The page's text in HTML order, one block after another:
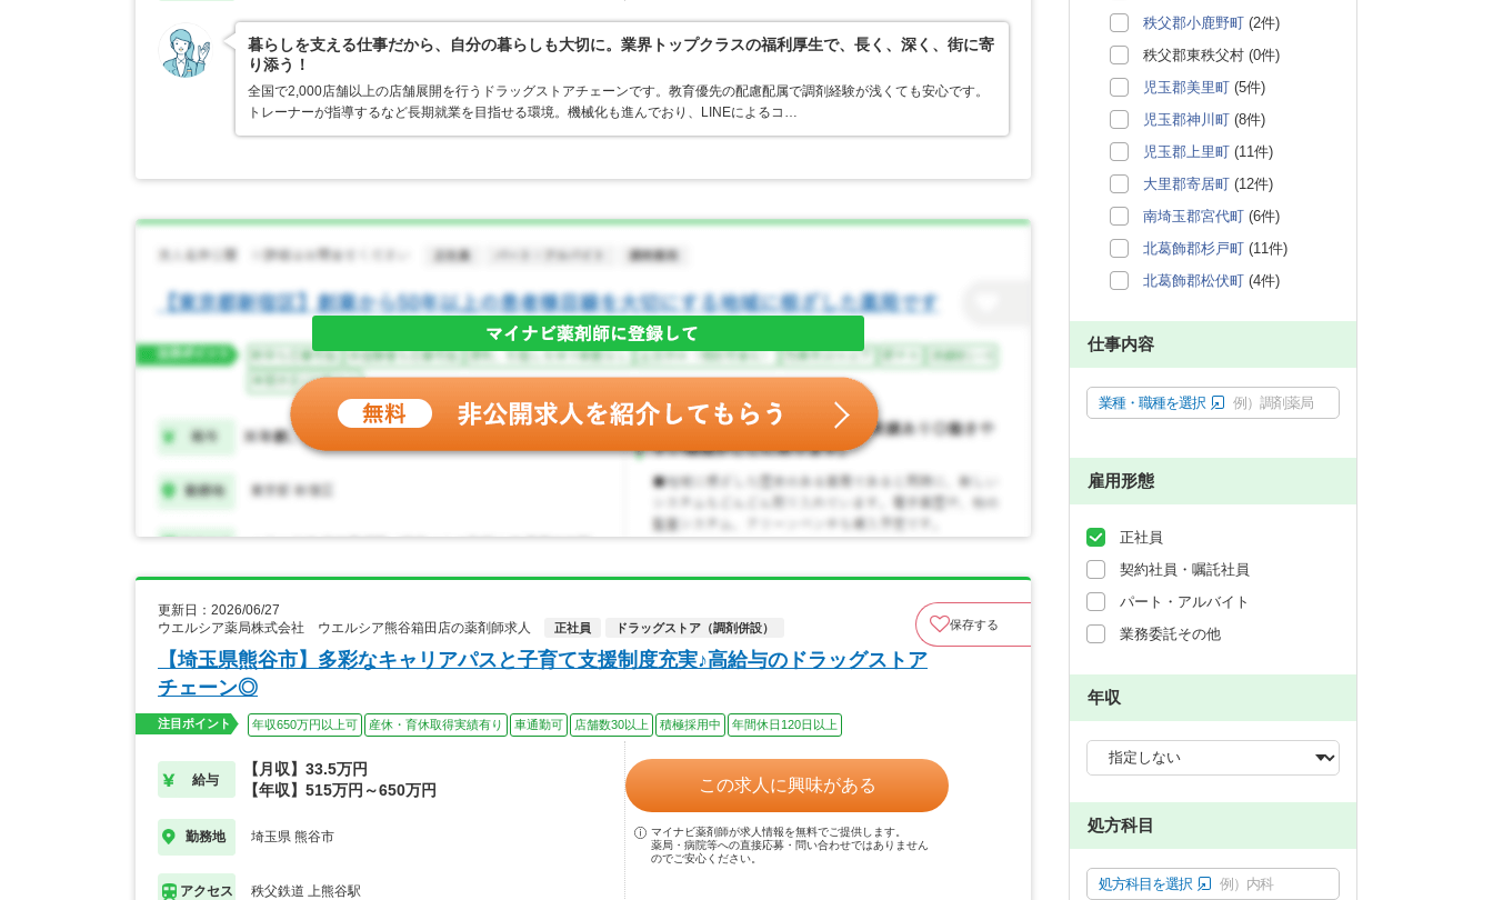
暮らしを支える仕事だから、自分の暮らしも大切に。業界トップクラスの福利厚生で、長く、深く、街に寄
り添う！
全国で2,000店舗以上の店舗展開を行うドラッグストアチェーンです。教育優先の配慮配属で調剤経験が浅くても安心です。
トレーナーが指導するなど長期就業を目指せる環境。機械化も進んでおり、LINEによるコ…
更新日：2026/06/27
ウエルシア薬局株式会社 ウエルシア熊谷箱田店の薬剤師求人
正社員 ドラッグストア（調剤併設） 保存する
【埼玉県熊谷市】多彩なキャリアパスと子育て支援制度充実♪高給与のドラッグストア
チェーン◎
注目ポイント 年収650万円以上可 産休・育休取得実績有り 車通勤可 店舗数30以上 積極採用中 年間休日120日以上
給与
【月収】33.5万円
【年収】515万円～650万円
勤務地 埼玉県 熊谷市
アクセス 秩父鉄道 上熊谷駅
この求人に興味がある
マイナビ薬剤師が求人情報を無料でご提供します。
薬局・病院等への直接応募・問い合わせではありません
のでご安心ください。
秩父郡小鹿野町 (2件)
秩父郡東秩父村 (0件)
児玉郡美里町 (5件)
児玉郡神川町 (8件)
児玉郡上里町 (11件)
大里郡寄居町 (12件)
南埼玉郡宮代町 (6件)
北葛飾郡杉戸町 (11件)
北葛飾郡松伏町 (4件)
仕事内容
業種・職種を選択 例）調剤薬局
雇用形態
正社員
契約社員・嘱託社員
パート・アルバイト
業務委託その他
年収
処方科目
処方科目を選択 例）内科